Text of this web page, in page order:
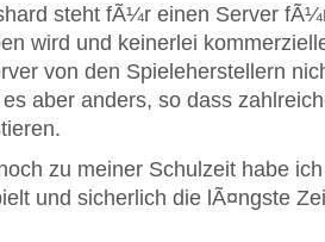
steht fÃ¼r einen Server
wird und keinerlei
von den Spieleherstellern
aber anders, so dass
zu meiner Schulzeit habe
und sicherlich die lÃ¤ngste